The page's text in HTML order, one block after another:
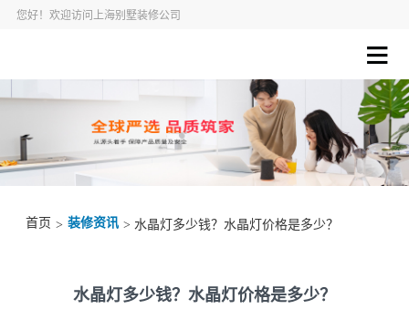
您好！欢迎访问上海别墅装修公司
首页 > 装修资讯 > 水晶灯多少钱？水晶灯价格是多少？
水晶灯多少钱？水晶灯价格是多少？